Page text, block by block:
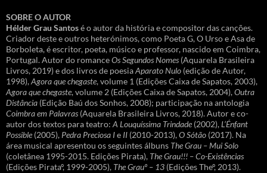
SOBRE O AUTOR
Hélder Grau Santosé o autor da história e compositor das canções.
Criador deste e outros heterónimos, como Poeta G, O Urso e Asa de
Borboleta, é escritor, poeta, músico e professor, nascido em Coimbra,
Portugal. Autor do romanceOs Segundos Nomes (Aquarela Brasileira
Livros, 2019) e dos livros de poesiaAparato Nulo (edição de Autor,
1998),Agora que chegaste, volume 1 (Edições Caixa de Sapatos, 2003),
Agora que chegaste, volume 2 (Edições Caixa de Sapatos, 2004),Outra
Distância (Edição Baú dos Sonhos, 2008); participação na antologia
Coimbra em Palavras (Aquarela Brasileira Livros, 2018). Autor e co-
autor dos textos para teatro: A Louquíssima Trindade (2002),L’Énfant
Possible (2005), Pedra Preciosa Ie II (2010-2013),O Sótão (2017). Na
área musical apresentou os seguintes álbuns The Grau – Mui Solo
(coletânea 1995-2015. Edições Pirata), The Grau!!! – Co-Existências
(Edições Pirataº, 1999-2005), The Grauº – 13 (Edições Theº, 2013).